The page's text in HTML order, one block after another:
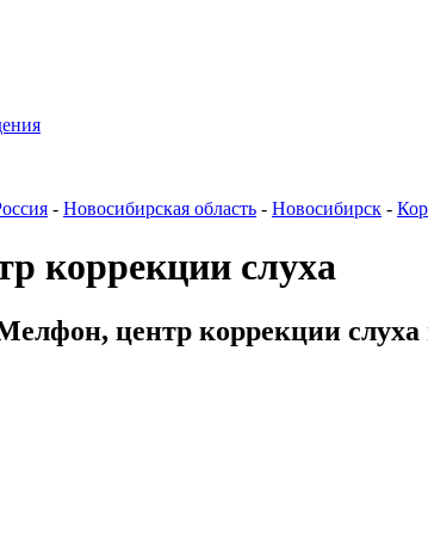
- Новосибирская область - Новосибирск -
коррекции слуха
центр коррекции